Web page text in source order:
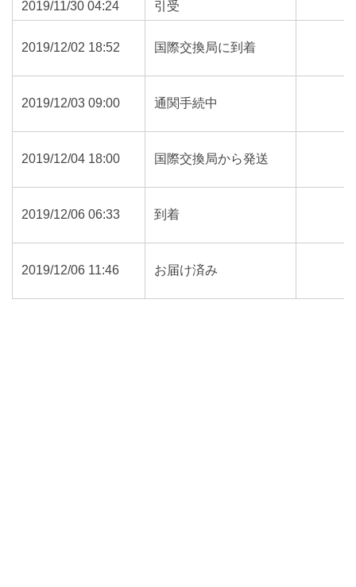
2019/11/30 04:24 引受
2019/12/02 18:52 国際交換局に到着
2019/12/03 09:00 通関手続中
2019/12/04 18:00 国際交換局から発送
2019/12/06 06:33 到着
2019/12/06 11:46 お届け済み